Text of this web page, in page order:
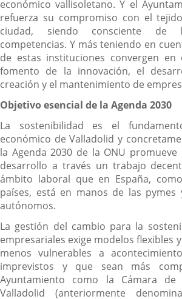
económico vallisoletano. Y el
refuerza su compromiso con el
ciudad, siendo consciente de
competencias. Y más teniendo en
de estas instituciones convergen en
fomento de la innovación, el
creación y el mantenimiento de
Objetivo esencial de la Agenda 2030
La sostenibilidad es el
económico de Valladolid y
la Agenda 2030 de la ONU
desarrollo a través un trabajo
ámbito laboral que en España,
países, está en manos de las
autónomos.
La gestión del cambio para la
empresariales exige modelos flexibles
menos vulnerables a
imprevistos y que sean más
Ayuntamiento como la Cámara de
Valladolid (anteriormente